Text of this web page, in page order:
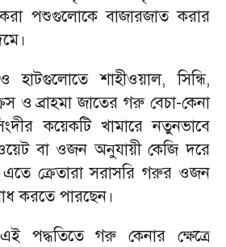
পশুগুলোকে বাজারজাত করার
হাটগুলোতে শাহীওয়াল, সিন্ধি,
ও ব্রাহমা জাতের গরু বেচা-কেনা
কয়েকটি খামারে নতুনভাবে
বা ওজন অনুযায়ী কেজি দরে
এতে ক্রেতারা সরাসরি গরুর ওজন
করতে পারছেন।
পদ্ধতিতে গরু কেনার ক্ষেত্রে